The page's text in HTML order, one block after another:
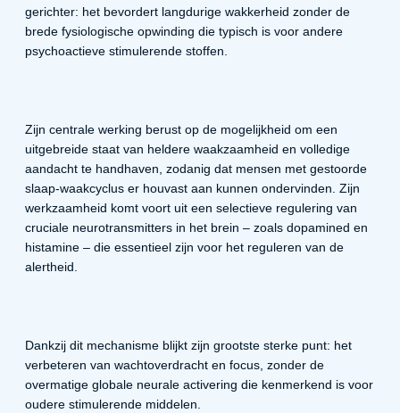
gerichter: het bevordert langdurige wakkerheid zonder de
brede fysiologische opwinding die typisch is voor andere
psychoactieve stimulerende stoffen.
Zijn centrale werking berust op de mogelijkheid om een
uitgebreide staat van heldere waakzaamheid en volledige
aandacht te handhaven, zodanig dat mensen met gestoorde
slaap-waakcyclus er houvast aan kunnen ondervinden. Zijn
werkzaamheid komt voort uit een selectieve regulering van
cruciale neurotransmitters in het brein – zoals dopamined en
histamine – die essentieel zijn voor het reguleren van de
alertheid.
Dankzij dit mechanisme blijkt zijn grootste sterke punt: het
verbeteren van wachtoverdracht en focus, zonder de
overmatige globale neurale activering die kenmerkend is voor
oudere stimulerende middelen.